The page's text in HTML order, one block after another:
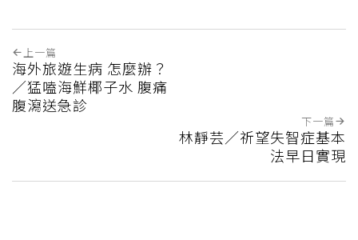
上一篇
海外旅遊生病 怎麼辦？
／猛嗑海鮮椰子水 腹痛
腹瀉送急診
下一篇
林靜芸／祈望失智症基本
法早日實現